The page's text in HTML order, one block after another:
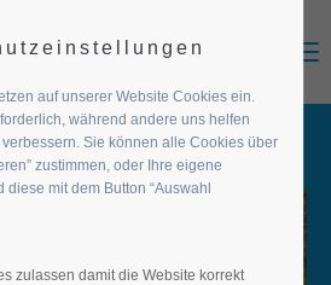
MENU
auf unserer Website Cookies ein.
während andere uns helfen
Sie können alle Cookies über
zustimmen, oder Ihre eigene
mit dem Button “Auswahl
zulassen damit die Website korrekt